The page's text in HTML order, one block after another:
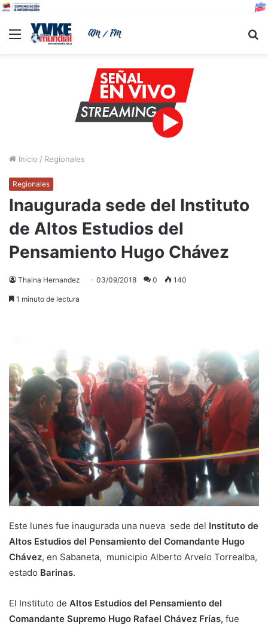
Menu
Inicio / Regionales
Regionales
Inaugurada sede del Instituto
de Altos Estudios del
Pensamiento Hugo Chávez
Thaina Hernandez 03/09/2018 0 140
1 minuto de lectura
Este lunes fue inaugurada una nueva sede del Instituto de
Altos Estudios del Pensamiento del Comandante Hugo
Chávez, en Sabaneta, municipio Alberto Arvelo Torrealba,
estado Barinas.
El Instituto de Altos Estudios del Pensamiento del
Comandante Supremo Hugo Rafael Chávez Frías, fue